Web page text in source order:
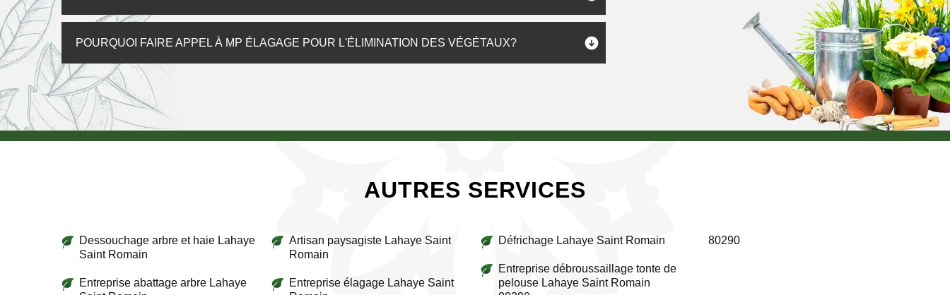
POURQUOI FAIRE APPEL À MP ÉLAGAGE POUR L'ÉLIMINATION DES VÉGÉTAUX?
AUTRES SERVICES
Dessouchage arbre et haie Lahaye
Saint Romain
Entreprise abattage arbre Lahaye
Artisan paysagiste Lahaye Saint
Romain
Entreprise élagage Lahaye Saint
Défrichage Lahaye Saint Romain
Entreprise débroussaillage tonte de
pelouse Lahaye Saint Romain
80290